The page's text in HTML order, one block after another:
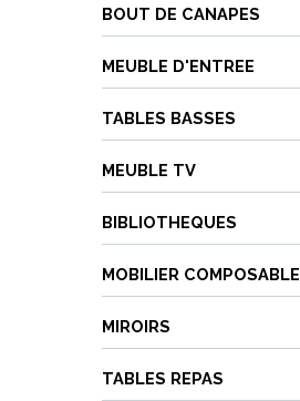
BOUT DE CANAPES
MEUBLE D'ENTREE
TABLES BASSES
MEUBLE TV
BIBLIOTHEQUES
MOBILIER COMPOSABLE
MIROIRS
TABLES REPAS